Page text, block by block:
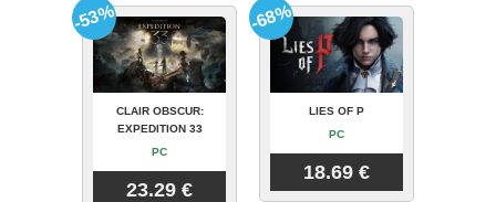
CLAIR OBSCUR:
EXPEDITION 33
PC
23.29 €
-53%
LIES OF P
PC
18.69 €
-68%